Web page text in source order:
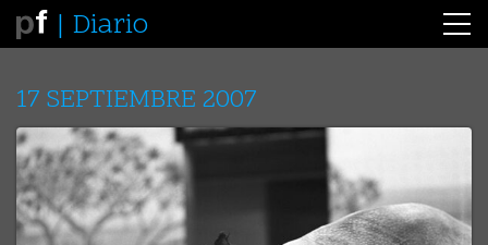
Diario
17 SEPTIEMBRE 2007